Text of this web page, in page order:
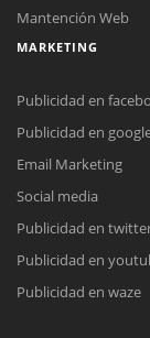
Todos nuestros
Mantención Web
MARKETING
Publicidad en
Publicidad en
Email Marketing
Social media
Publicidad en
Publicidad en
Publicidad en waze